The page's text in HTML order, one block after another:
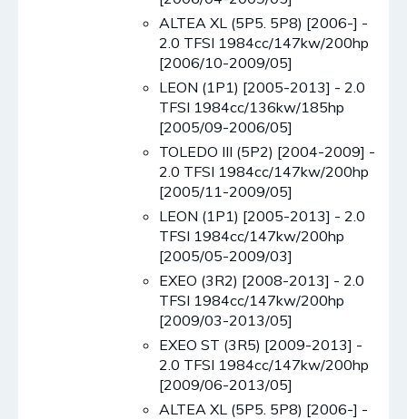
ALTEA XL (5P5. 5P8) [2006-] -
2.0 TFSI 1984cc/147kw/200hp
[2006/10-2009/05]
LEON (1P1) [2005-2013] - 2.0
TFSI 1984cc/136kw/185hp
[2005/09-2006/05]
TOLEDO III (5P2) [2004-2009] -
2.0 TFSI 1984cc/147kw/200hp
[2005/11-2009/05]
LEON (1P1) [2005-2013] - 2.0
TFSI 1984cc/147kw/200hp
[2005/05-2009/03]
EXEO (3R2) [2008-2013] - 2.0
TFSI 1984cc/147kw/200hp
[2009/03-2013/05]
EXEO ST (3R5) [2009-2013] -
2.0 TFSI 1984cc/147kw/200hp
[2009/06-2013/05]
ALTEA XL (5P5. 5P8) [2006-] -